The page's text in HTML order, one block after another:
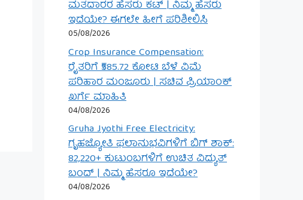
ಮತದಾರರ ಹೆಸರು ಕಟ್ | ನಿಮ್ಮ ಹೆಸರು
ಇದೆಯೇ? ಈಗಲೇ ಹೀಗೆ ಪರಿಶೀಲಿಸಿ
05/08/2026
Crop Insurance Compensation:
ರೈತರಿಗೆ ₹585.72 ಕೋಟಿ ಬೆಳೆ ವಿಮೆ
ಪರಿಹಾರ ಮಂಜೂರು | ಸಚಿವ ಪ್ರಿಯಾಂಕ್
ಖರ್ಗೆ ಮಾಹಿತಿ
04/08/2026
Gruha Jyothi Free Electricity:
ಗೃಹಜ್ಯೋತಿ ಫಲಾನುಭವಿಗಳಿಗೆ ಬಿಗ್ ಶಾಕ್:
82,220+ ಕುಟುಂಬಗಳಿಗೆ ಉಚಿತ ವಿದ್ಯುತ್
ಬಂದ್ | ನಿಮ್ಮ ಹೆಸರೂ ಇದೆಯೇ?
04/08/2026